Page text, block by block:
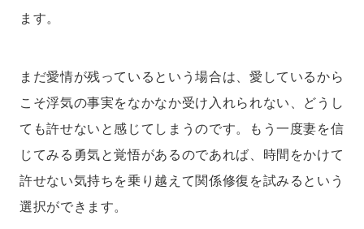
ます。
まだ愛情が残っているという場合は、愛しているから
こそ浮気の事実をなかなか受け入れられない、どうし
ても許せないと感じてしまうのです。もう一度妻を信
じてみる勇気と覚悟があるのであれば、時間をかけて
許せない気持ちを乗り越えて関係修復を試みるという
選択ができます。